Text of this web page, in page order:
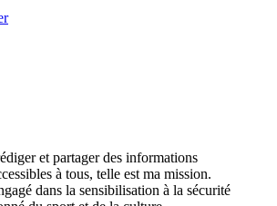
et partager des informations
à tous, telle est ma mission.
dans la sensibilisation à la sécurité